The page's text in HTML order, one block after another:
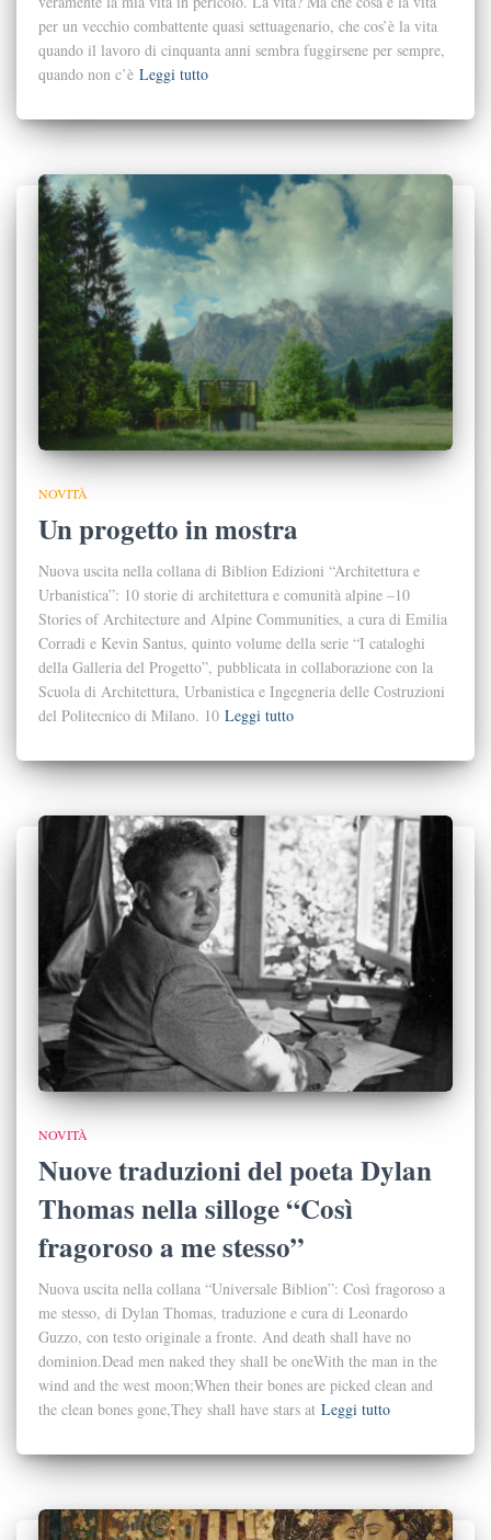
per un vecchio combattente quasi settuagenario, che cos’è la vita
quando il lavoro di cinquanta anni sembra fuggirsene per sempre,
quando non c’è Leggi tutto
NOVITÀ
Un progetto in mostra
Nuova uscita nella collana di Biblion Edizioni “Architettura e
Urbanistica”: 10 storie di architettura e comunità alpine –10
Stories of Architecture and Alpine Communities, a cura di Emilia
Corradi e Kevin Santus, quinto volume della serie “I cataloghi
della Galleria del Progetto”, pubblicata in collaborazione con la
Scuola di Architettura, Urbanistica e Ingegneria delle Costruzioni
del Politecnico di Milano. 10 Leggi tutto
NOVITÀ
Nuove traduzioni del poeta Dylan
Thomas nella silloge “Così
fragoroso a me stesso”
Nuova uscita nella collana “Universale Biblion”: Così fragoroso a
me stesso, di Dylan Thomas, traduzione e cura di Leonardo
Guzzo, con testo originale a fronte. And death shall have no
dominion.Dead men naked they shall be oneWith the man in the
wind and the west moon;When their bones are picked clean and
the clean bones gone,They shall have stars at Leggi tutto